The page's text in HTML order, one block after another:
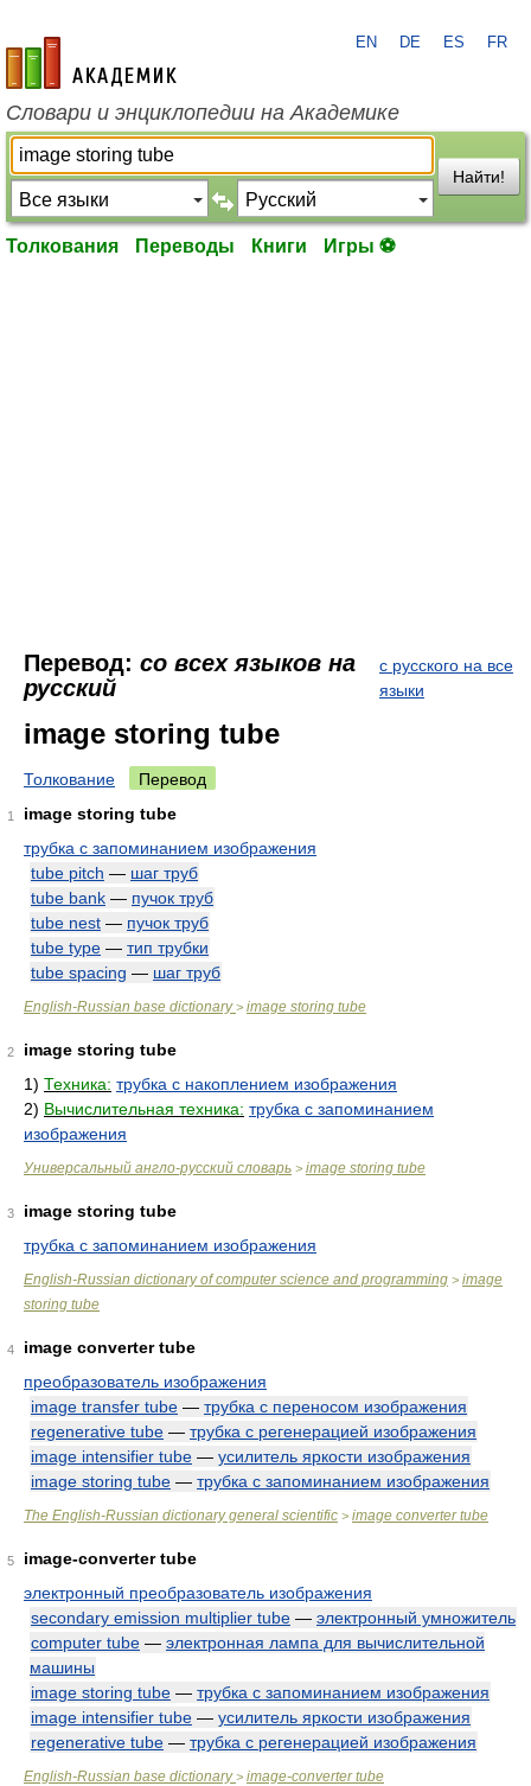
academic.ru
EN DE ES FR
Словари и энциклопедии на Академике
Найти!
Толкования Переводы Книги Игры ⚽
Перевод: со всех языков на
русский
с русского на все
языки
image storing tube
Толкование Перевод
1
image storing tube
трубка с запоминанием изображения
tube pitch — шаг труб
tube bank — пучок труб
tube nest — пучок труб
tube type — тип трубки
tube spacing — шаг труб
English-Russian base dictionary> image storing tube
2
image storing tube
1) Техника: трубка с накоплением изображения
2) Вычислительная техника: трубка с запоминанием
изображения
Универсальный англо-русский словарь > image storing tube
3
image storing tube
трубка с запоминанием изображения
English-Russian dictionary of computer science and programming > image
storing tube
4
image converter tube
преобразователь изображения
image transfer tube — трубка с переносом изображения
regenerative tube — трубка с регенерацией изображения
image intensifier tube — усилитель яркости изображения
image storing tube — трубка с запоминанием изображения
The English-Russian dictionary general scientific > image converter tube
5
image-converter tube
электронный преобразователь изображения
secondary emission multiplier tube — электронный умножитель
computer tube — электронная лампа для вычислительной
машины
image storing tube — трубка с запоминанием изображения
image intensifier tube — усилитель яркости изображения
regenerative tube — трубка с регенерацией изображения
English-Russian base dictionary> image-converter tube